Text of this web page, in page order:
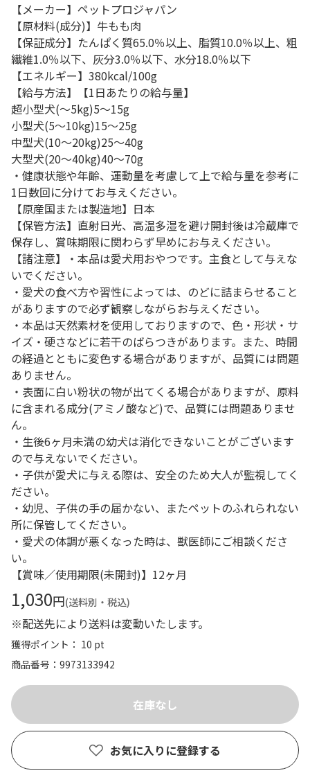
【メーカー】ペットプロジャパン
【原材料(成分)】牛もも肉
【保証成分】たんぱく質65.0％以上、脂質10.0％以上、粗
繊維1.0％以下、灰分3.0％以下、水分18.0％以下
【エネルギー】380kcal/100g
【給与方法】【1日あたりの給与量】
超小型犬(～5kg)5～15g
小型犬(5～10kg)15～25g
中型犬(10～20kg)25～40g
大型犬(20～40kg)40～70g
・健康状態や年齢、運動量を考慮して上で給与量を参考に
1日数回に分けてお与えください。
【原産国または製造地】日本
【保管方法】直射日光、高温多湿を避け開封後は冷蔵庫で
保存し、賞味期限に関わらず早めにお与えください。
【諸注意】・本品は愛犬用おやつです。主食として与えな
いでください。
・愛犬の食べ方や習性によっては、のどに詰まらせること
がありますので必ず観察しながらお与えください。
・本品は天然素材を使用しておりますので、色・形状・サ
イズ・硬さなどに若干のばらつきがあります。また、時間
の経過とともに変色する場合がありますが、品質には問題
ありません。
・表面に白い粉状の物が出てくる場合がありますが、原料
に含まれる成分(アミノ酸など)で、品質には問題ありませ
ん。
・生後6ヶ月未満の幼犬は消化できないことがございます
ので与えないでください。
・子供が愛犬に与える際は、安全のため大人が監視してく
ださい。
・幼児、子供の手の届かない、またペットのふれられない
所に保管してください。
・愛犬の体調が悪くなった時は、獣医師にご相談くださ
い。
【賞味／使用期限(未開封)】12ヶ月
1,030円(送料別・税込)
※配送先により送料は変動いたします。
獲得ポイント： 10 pt
商品番号
9973133942
お気に入りに登録する